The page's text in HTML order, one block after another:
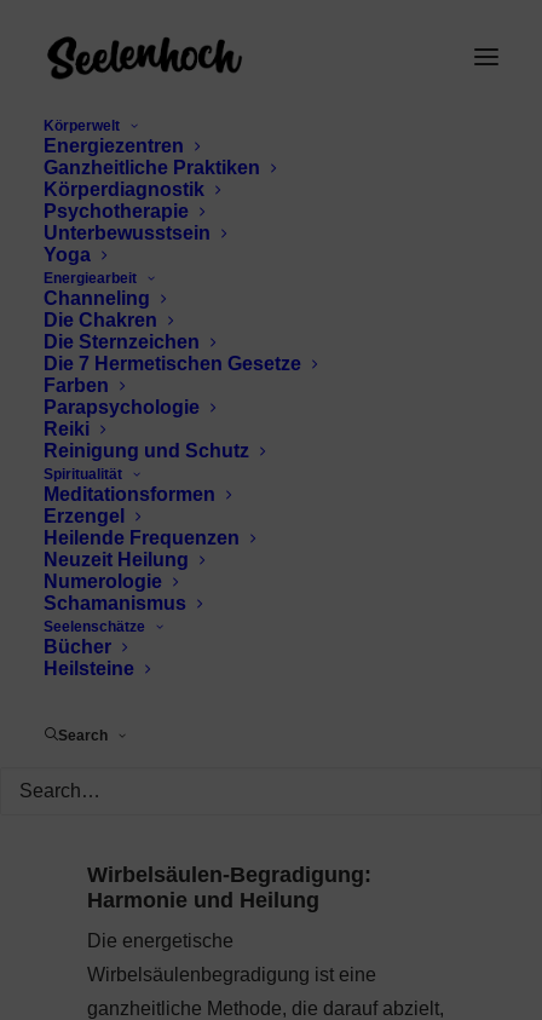
Körperwelt
Energiezentren
Ganzheitliche Praktiken
Körperdiagnostik
Psychotherapie
Unterbewusstsein
Yoga
Energiearbeit
Channeling
Die Chakren
Die Sternzeichen
Die 7 Hermetischen Gesetze
Farben
Parapsychologie
Reiki
Reinigung und Schutz
Spiritualität
Meditationsformen
Erzengel
Heilende Frequenzen
Neuzeit Heilung
Numerologie
Schamanismus
Seelenschätze
Bücher
Heilsteine
Search
Energiefluss
harmonisieren
Wirbelsäulen-Begradigung:
Harmonie und Heilung
Die energetische
Wirbelsäulenbegradigung ist eine
ganzheitliche Methode, die darauf abzielt,